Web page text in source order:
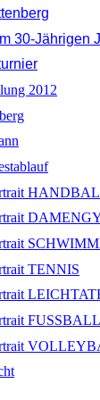
30-Jährigen
2012
TENNIS
FUSSBALL